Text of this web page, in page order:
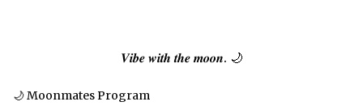
𝑽𝒊𝒃𝒆 𝒘𝒊𝒕𝒉 𝒕𝒉𝒆 𝒎𝒐𝒐𝒏. 🌙
🌙 Moonmates Program